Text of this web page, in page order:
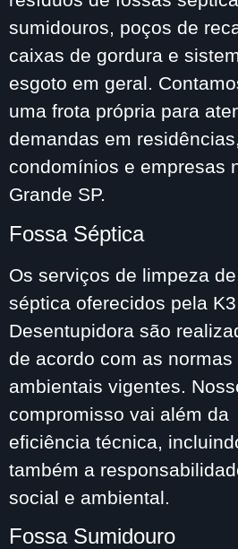
sumidouros, poços de
caixas de gordura e
esgoto em geral.
uma frota própria para
demandas em residências,
condomínios e empresas
Grande SP.
Fossa Séptica
Os serviços de limpeza
séptica oferecidos pela K3
Desentupidora são
de acordo com as normas
ambientais vigentes.
compromisso vai além da
eficiência técnica,
também a
social e ambiental.
Fossa Sumidouro